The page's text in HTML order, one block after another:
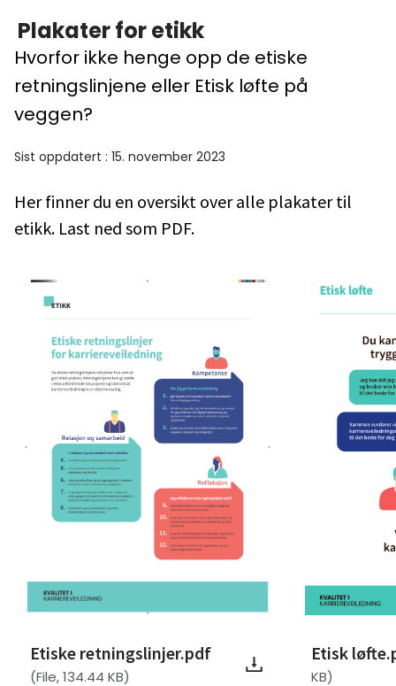
Plakater for etikk
Hvorfor ikke henge opp de etiske
retningslinjene eller Etisk løfte på
veggen?
Sist oppdatert : 15. november 2023
Her finner du en oversikt over alle plakater til
etikk. Last ned som PDF.
Etiske retningslinjer.pdf
(File, 134.44 KB)
Etisk
KB)